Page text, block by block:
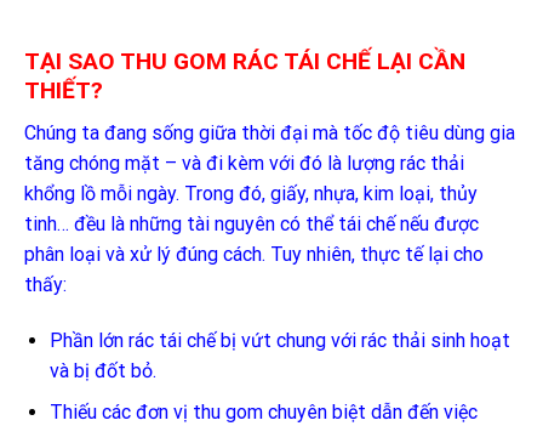
TẠI SAO THU GOM RÁC TÁI CHẾ LẠI CẦN
THIẾT?
Chúng ta đang sống giữa thời đại mà tốc độ tiêu dùng gia
tăng chóng mặt – và đi kèm với đó là lượng rác thải
khổng lồ mỗi ngày. Trong đó, giấy, nhựa, kim loại, thủy
tinh… đều là những tài nguyên có thể tái chế nếu được
phân loại và xử lý đúng cách. Tuy nhiên, thực tế lại cho
thấy:
Phần lớn rác tái chế bị vứt chung với rác thải sinh hoạt
và bị đốt bỏ.
Thiếu các đơn vị thu gom chuyên biệt dẫn đến việc